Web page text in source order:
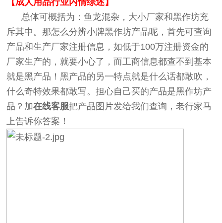
总体可概括为：鱼龙混杂，大小厂家和黑作坊充
斥其中。那怎么分辨小牌黑作坊产品呢，首先可查询
产品和生产厂家注册信息，如低于100万注册资金的
厂家生产的，就要小心了，而工商信息都查不到基本
就是黑产品！黑产品的另一特点就是什么话都敢吹，
什么奇特效果都敢写。担心自己买的产品是黑作坊产
品？加在线客服把产品图片发给我们查询，老行家马
上告诉你答案！